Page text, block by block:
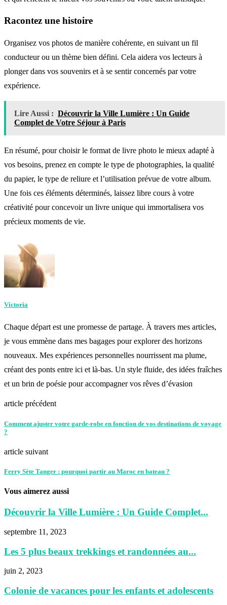
Racontez une histoire
Organisez vos photos de manière cohérente, en suivant un fil
conducteur ou un thème bien défini. Cela aidera vos lecteurs à
plonger dans vos souvenirs et à se sentir concernés par votre
expérience.
Lire Aussi : Découvrir la Ville Lumière : Un Guide
Complet de Votre Séjour à Paris
En résumé, pour choisir le format de livre photo le mieux adapté à
vos besoins, prenez en compte le type de photographies, la qualité
du papier, le type de reliure et l’utilisation prévue de votre album.
Une fois ces éléments déterminés, laissez libre cours à votre
créativité pour concevoir un livre unique qui immortalisera vos
précieux moments de vie.
Victoria
Chaque départ est une promesse de partage. À travers mes articles,
je vous emmène dans mes bagages pour explorer des horizons
nouveaux. Mes expériences personnelles nourrissent ma plume,
créant des ponts entre ici et là-bas. Un style fluide, des idées fraîches
et un brin de poésie pour accompagner vos rêves d’évasion
article précédent
Comment ajuster votre garde-robe en fonction de vos destinations de voyage
?
article suivant
Ferry Sète Tanger : pourquoi partir au Maroc en bateau ?
Vous aimerez aussi
Découvrir la Ville Lumière : Un Guide Complet...
septembre 11, 2023
Les 5 plus beaux trekkings et randonnées au...
juin 2, 2023
Colonie de vacances pour les enfants et adolescents